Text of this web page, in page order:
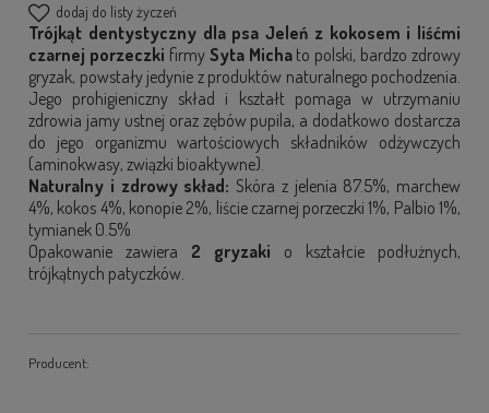
dodaj do listy życzeń
Trójkąt dentystyczny dla psa Jeleń z kokosem i liśćmi
czarnej porzeczki firmySyta Micha to polski, bardzo zdrowy
gryzak, powstały jedynie z produktów naturalnego pochodzenia.
Jego prohigieniczny skład i kształt pomaga w utrzymaniu
zdrowia jamy ustnej oraz zębów pupila, a dodatkowo dostarcza
do jego organizmu wartościowych składników odżywczych
(aminokwasy, związki bioaktywne).
Naturalny i zdrowy skład: Skóra z jelenia 87.5%, marchew
4%, kokos 4%, konopie 2%, liście czarnej porzeczki 1%, Palbio 1%,
tymianek 0.5%
Opakowanie zawiera 2 gryzaki o kształcie podłużnych,
trójkątnych patyczków.
Producent: